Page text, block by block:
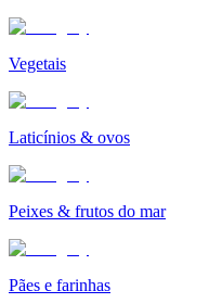
Vegetais
Laticínios & ovos
Peixes & frutos do mar
Pães e farinhas